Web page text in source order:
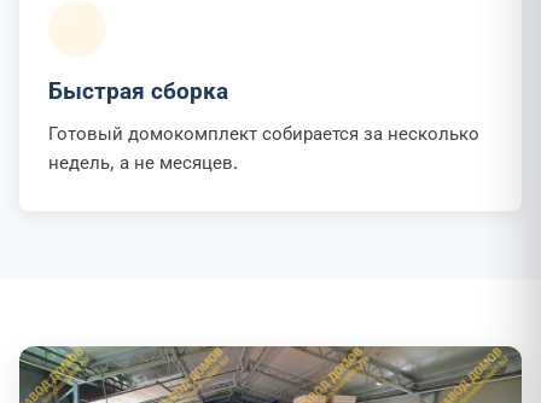
Быстрая сборка
Готовый домокомплект собирается за несколько
недель, а не месяцев.